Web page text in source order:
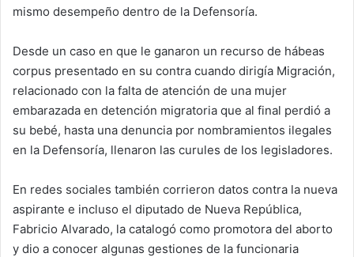
mismo desempeño dentro de la Defensoría.
Desde un caso en que le ganaron un recurso de hábeas
corpus presentado en su contra cuando dirigía Migración,
relacionado con la falta de atención de una mujer
embarazada en detención migratoria que al final perdió a
su bebé, hasta una denuncia por nombramientos ilegales
en la Defensoría, llenaron las curules de los legisladores.
En redes sociales también corrieron datos contra la nueva
aspirante e incluso el diputado de Nueva República,
Fabricio Alvarado, la catalogó como promotora del aborto
y dio a conocer algunas gestiones de la funcionaria